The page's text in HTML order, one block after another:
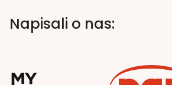
Napisali o nas: